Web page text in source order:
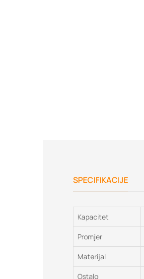
SPECIFIKACIJE
Kapacitet
Promjer
Materijal
Ostalo